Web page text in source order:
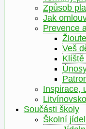
Způsob
Jak
Prevence
Veš
Inspirace,
Součásti školy
Školní